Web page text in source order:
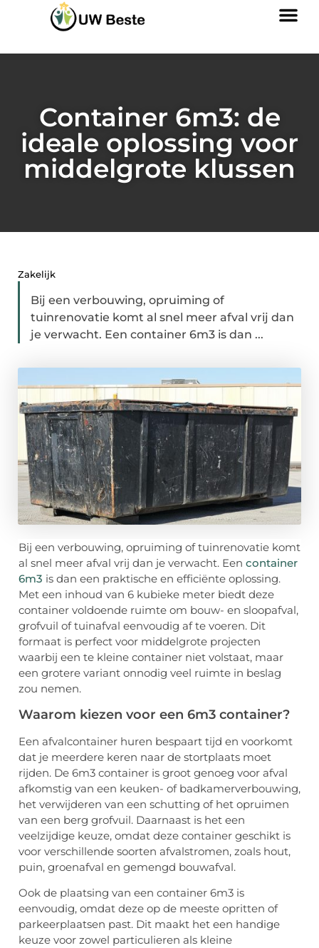
Container 6m3: de
ideale oplossing voor
middelgrote klussen
Zakelijk
Bij een verbouwing, opruiming of
tuinrenovatie komt al snel meer afval vrij dan
je verwacht. Een container 6m3 is dan ...
Bij een verbouwing, opruiming of tuinrenovatie komt
al snel meer afval vrij dan je verwacht. Een container
6m3 is dan een praktische en efficiënte oplossing.
Met een inhoud van 6 kubieke meter biedt deze
container voldoende ruimte om bouw- en sloopafval,
grofvuil of tuinafval eenvoudig af te voeren. Dit
formaat is perfect voor middelgrote projecten
waarbij een te kleine container niet volstaat, maar
een grotere variant onnodig veel ruimte in beslag
zou nemen.
Waarom kiezen voor een 6m3 container?
Een afvalcontainer huren bespaart tijd en voorkomt
dat je meerdere keren naar de stortplaats moet
rijden. De 6m3 container is groot genoeg voor afval
afkomstig van een keuken- of badkamerverbouwing,
het verwijderen van een schutting of het opruimen
van een berg grofvuil. Daarnaast is het een
veelzijdige keuze, omdat deze container geschikt is
voor verschillende soorten afvalstromen, zoals hout,
puin, groenafval en gemengd bouwafval.
Ook de plaatsing van een container 6m3 is
eenvoudig, omdat deze op de meeste opritten of
parkeerplaatsen past. Dit maakt het een handige
keuze voor zowel particulieren als kleine